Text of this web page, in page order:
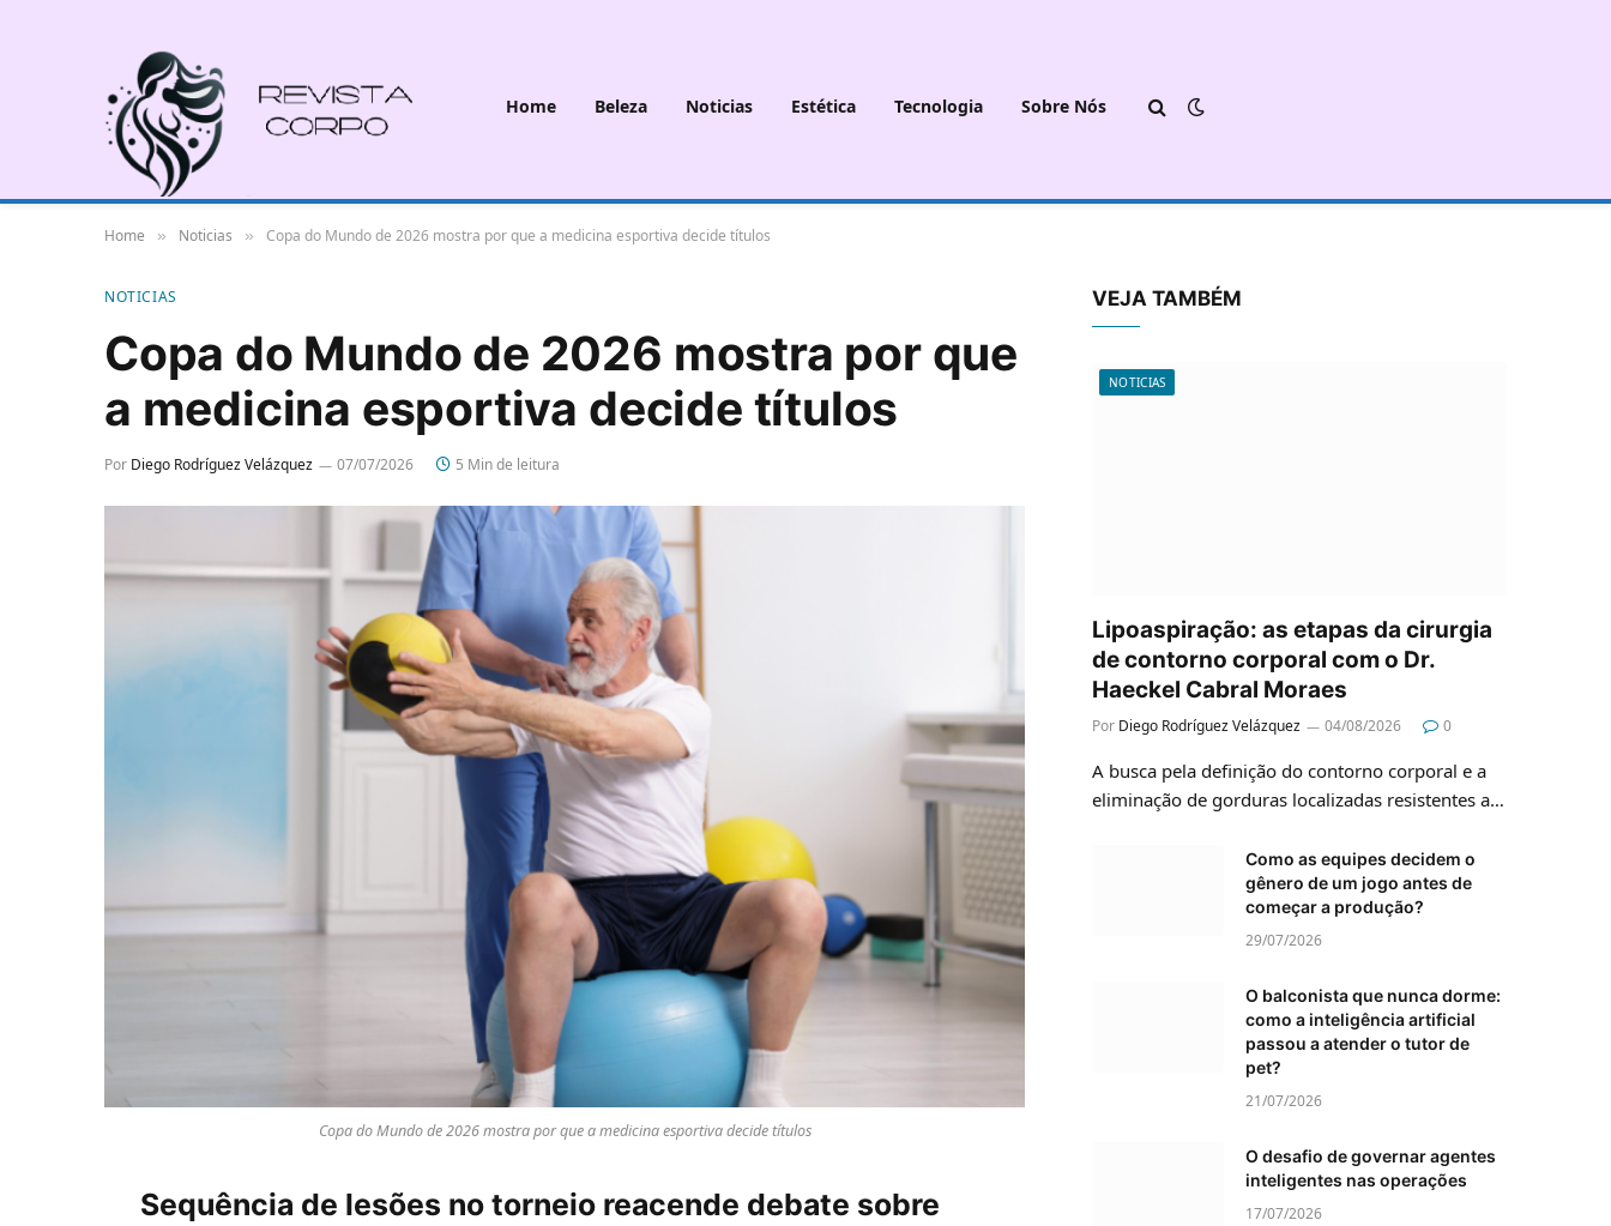
Home Beleza Noticias Estética Tecnologia Sobre Nós
Home » Noticias » Copa do Mundo de 2026 mostra por que a medicina esportiva decide títulos
NOTICIAS
Copa do Mundo de 2026 mostra por que
a medicina esportiva decide títulos
Por Diego Rodríguez Velázquez 07/07/2026 5 Min de leitura
Copa do Mundo de 2026 mostra por que a medicina esportiva decide títulos
Sequência de lesões no torneio reacende debate sobre
VEJA TAMBÉM
NOTICIAS
Lipoaspiração: as etapas da cirurgia
de contorno corporal com o Dr.
Haeckel Cabral Moraes
Por Diego Rodríguez Velázquez 04/08/2026 0
A busca pela definição do contorno corporal e a
eliminação de gorduras localizadas resistentes a…
Como as equipes decidem o
gênero de um jogo antes de
começar a produção?
29/07/2026
O balconista que nunca dorme:
como a inteligência artificial
passou a atender o tutor de
pet?
21/07/2026
O desafio de governar agentes
inteligentes nas operações
17/07/2026